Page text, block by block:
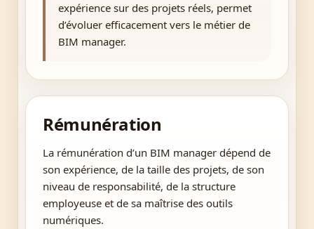
expérience sur des projets réels, permet
d’évoluer efficacement vers le métier de
BIM manager.
Rémunération
La rémunération d’un BIM manager dépend de
son expérience, de la taille des projets, de son
niveau de responsabilité, de la structure
employeuse et de sa maîtrise des outils
numériques.